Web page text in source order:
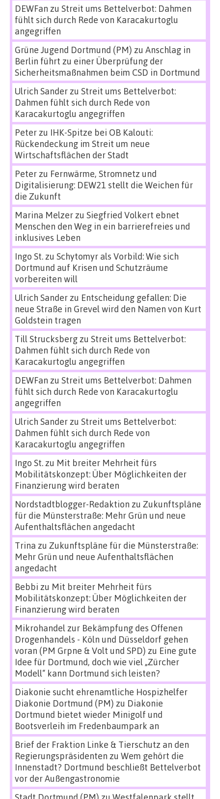
DEWFan zu Streit ums Bettelverbot: Dahmen
fühlt sich durch Rede von Karacakurtoglu
angegriffen
Grüne Jugend Dortmund (PM) zu Anschlag in
Berlin führt zu einer Überprüfung der
Sicherheitsmaßnahmen beim CSD in Dortmund
Ulrich Sanderzu Streit ums Bettelverbot:
Dahmen fühlt sich durch Rede von
Karacakurtoglu angegriffen
Peterzu IHK-Spitze bei OB Kalouti:
Rückendeckung im Streit um neue
Wirtschaftsflächen der Stadt
Peterzu Fernwärme, Stromnetz und
Digitalisierung: DEW21 stellt die Weichen für
die Zukunft
Marina Melzerzu Siegfried Volkert ebnet
Menschen den Weg in ein barrierefreies und
inklusives Leben
Ingo St.zu Schytomyr als Vorbild: Wie sich
Dortmund auf Krisen und Schutzräume
vorbereiten will
Ulrich Sanderzu Entscheidung gefallen: Die
neue Straße in Grevel wird den Namen von Kurt
Goldstein tragen
Till Strucksbergzu Streit ums Bettelverbot:
Dahmen fühlt sich durch Rede von
Karacakurtoglu angegriffen
DEWFan zu Streit ums Bettelverbot: Dahmen
fühlt sich durch Rede von Karacakurtoglu
angegriffen
Ulrich Sanderzu Streit ums Bettelverbot:
Dahmen fühlt sich durch Rede von
Karacakurtoglu angegriffen
Ingo St.zu Mit breiter Mehrheit fürs
Mobilitätskonzept: Über Möglichkeiten der
Finanzierung wird beraten
Nordstadtblogger-Redaktion zu Zukunftspläne
für die Münsterstraße: Mehr Grün und neue
Aufenthaltsflächen angedacht
Trina zu Zukunftspläne für die Münsterstraße:
Mehr Grün und neue Aufenthaltsflächen
angedacht
Bebbi zu Mit breiter Mehrheit fürs
Mobilitätskonzept: Über Möglichkeiten der
Finanzierung wird beraten
Mikrohandel zur Bekämpfung des Offenen
Drogenhandels - Köln und Düsseldorf gehen
voran (PM Grpne & Volt und SPD) zu Eine gute
Idee für Dortmund, doch wie viel „Zürcher
Modell“ kann Dortmund sich leisten?
Diakonie sucht ehrenamtliche Hospizhelfer
Diakonie Dortmund (PM) zu Diakonie
Dortmund bietet wieder Minigolf und
Bootsverleih im Fredenbaumpark an
Brief der Fraktion Linke & Tierschutz an den
Regierungspräsidenten zu Wem gehört die
Innenstadt? Dortmund beschließt Bettelverbot
vor der Außengastronomie